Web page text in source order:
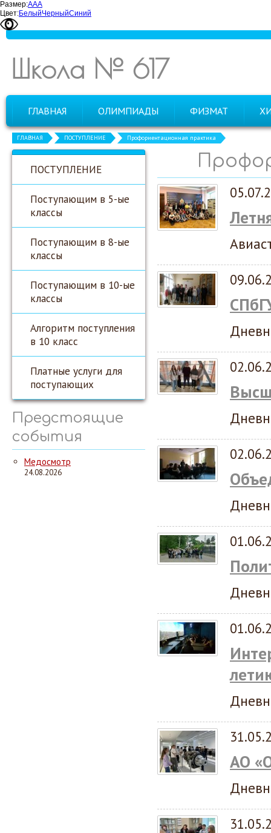
Размер:ААА
Цвет:БелыйЧерныйСиний
Школа № 617
ГЛАВНАЯ ОЛИМПИАДЫ ФИЗМАТ
ГЛАВНАЯ ПОСТУПЛЕНИЕ Профориентационная практика
ПОСТУПЛЕНИЕ
Поступающим в 5-ые
классы
Поступающим в 8-ые
классы
Поступающим в 10-ые
классы
Алгоритм поступления
в 10 класс
Платные услуги для
поступающих
Предстоящие
события
Медосмотр
24.08.2026
АО